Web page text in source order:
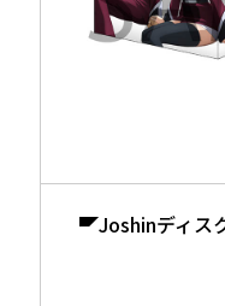
Joshinディス